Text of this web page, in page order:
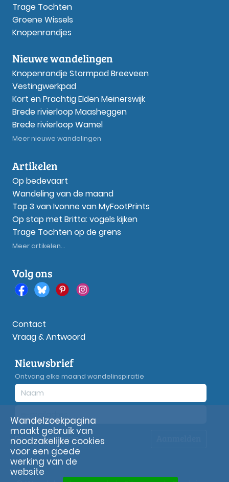
Trage Tochten
Groene Wissels
Knopenrondjes
Nieuwe wandelingen
Knopenrondje Stormpad Breeveen
Vestingwerkpad
Kort en Prachtig Elden Meinerswijk
Brede rivierloop Maasheggen
Brede rivierloop Wamel
Meer nieuwe wandelingen
Artikelen
Op bedevaart
Wandeling van de maand
Top 3 van Ivonne van MyFootPrints
Op stap met Britta: vogels kijken
Trage Tochten op de grens
Meer artikelen...
Volg ons
Contact
Vraag & Antwoord
Nieuwsbrief
Ontvang elke maand wandelinspiratie
Privacyverklaring
Wandelzoekpagina
maakt gebruik van
noodzakelijke cookies
voor een goede
werking van de
website